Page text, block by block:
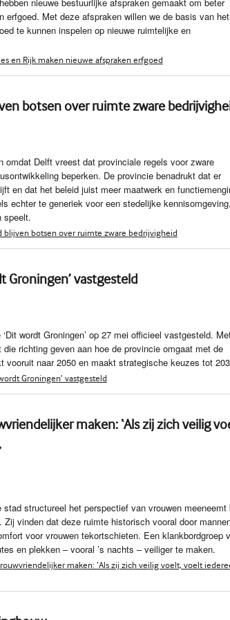
erfgoed. Met deze afspraken willen we de basis van het
te kunnen inspelen op nieuwe ruimtelijke en
en Rijk maken nieuwe afspraken erfgoed
botsen over ruimte zware
omdat Delft vreest dat provinciale regels voor zware
beperken. De provincie benadrukt dat er
en dat het beleid juist meer maatwerk en
echter te generiek voor een stedelijke
speelt.
blijven botsen over ruimte zware bedrijvigheid
Groningen’ vastgesteld
wordt Groningen’ op 27 mei officieel vastgesteld.
richting geven aan hoe de provincie omgaat met de
naar 2050 en maakt strategische keuzes tot
Groningen’ vastgesteld
maken: ‘Als zij zich veilig
structureel het perspectief van vrouwen meeneemt
Zij vinden dat deze ruimte historisch vooral door
voor vrouwen tekortschieten. Een klankbordgroep
en plekken – vooral ’s nachts – veiliger te maken.
maken: ‘Als zij zich veilig voelt, voelt